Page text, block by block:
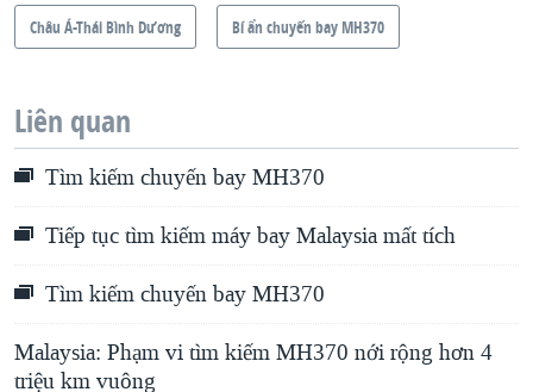
s
l
i
e
i
d
Châu Á-Thái Bình Dương Bí ẩn chuyến bay MH370
Liên quan
Tìm kiếm chuyến bay MH370
Tiếp tục tìm kiếm máy bay Malaysia mất tích
Tìm kiếm chuyến bay MH370
Malaysia: Phạm vi tìm kiếm MH370 nới rộng hơn 4
triệu km vuông